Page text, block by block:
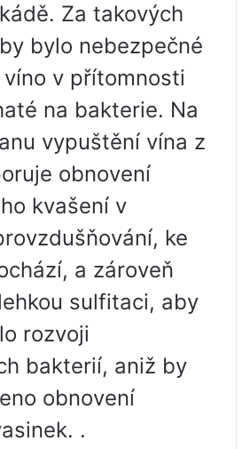
Za takových
bylo nebezpečné
v přítomnosti
na bakterie. Na
vypuštění vína z
obnovení
kvašení v
ke
a zároveň
sulfitaci, aby
rozvoji
bakterií, aniž by
obnovení
.